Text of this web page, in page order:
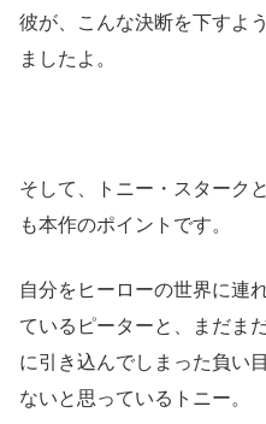
彼が、こんな決断を下すよ
ましたよ。
そして、トニー・スターク
も本作のポイントです。
自分をヒーローの世界に連
ているピーターと、まだま
に引き込んでしまった負い
ないと思っているトニー。